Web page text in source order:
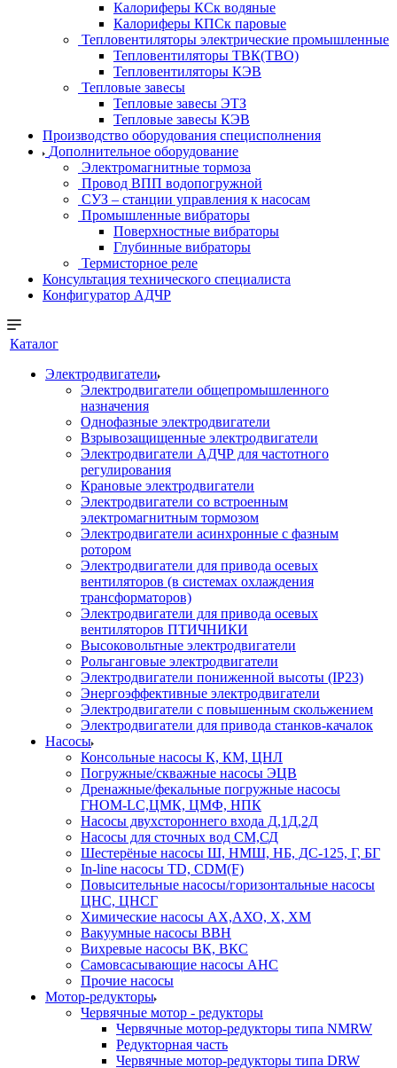
Калориферы КСк водяные
Калориферы КПСк паровые
Тепловентиляторы электрические промышленные
Тепловентиляторы ТВК(ТВО)
Тепловентиляторы КЭВ
Тепловые завесы
Тепловые завесы ЭТЗ
Тепловые завесы КЭВ
Производство оборудования специсполнения
Дополнительное оборудование
Электромагнитные тормоза
Провод ВПП водопогружной
СУЗ – станции управления к насосам
Промышленные вибраторы
Поверхностные вибраторы
Глубинные вибраторы
Термисторное реле
Консультация технического специалиста
Конфигуратор АДЧР
Каталог
Электродвигатели
Электродвигатели общепромышленного
назначения
Однофазные электродвигатели
Взрывозащищенные электродвигатели
Электродвигатели АДЧР для частотного
регулирования
Крановые электродвигатели
Электродвигатели со встроенным
электромагнитным тормозом
Электродвигатели асинхронные с фазным
ротором
Электродвигатели для привода осевых
вентиляторов (в системах охлаждения
трансформаторов)
Электродвигатели для привода осевых
вентиляторов ПТИЧНИКИ
Высоковольтные электродвигатели
Рольганговые электродвигатели
Электродвигатели пониженной высоты (IP23)
Энергоэффективные электродвигатели
Электродвигатели с повышенным скольжением
Электродвигатели для привода станков-качалок
Насосы
Консольные насосы К, КМ, ЦНЛ
Погружные/скважные насосы ЭЦВ
Дренажные/фекальные погружные насосы
ГНОМ-LC,ЦМК, ЦМФ, НПК
Насосы двухстороннего входа Д,1Д,2Д
Насосы для сточных вод СМ,СД
Шестерёные насосы Ш, НМШ, НБ, ДС-125, Г, БГ
In-line насосы TD, CDM(F)
Повысительные насосы/горизонтальные насосы
ЦНС, ЦНСГ
Химические насосы АХ,АХО, Х, ХМ
Вакуумные насосы ВВН
Вихревые насосы ВК, ВКС
Самовсасывающие насосы АНС
Прочие насосы
Мотор-редукторы
Червячные мотор - редукторы
Червячные мотор-редукторы типа NMRW
Редукторная часть
Червячные мотор-редукторы типа DRW